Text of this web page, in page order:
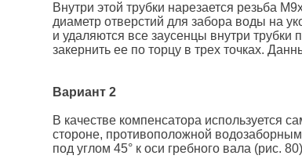
Внутри этой трубки нарезается резьба
диаметр отверстий для забора воды на
и удаляются все заусенцы внутри
закернить ее по торцу в трех точках.
Вариант 2
В качестве компенсатора используется
стороне, противоположной
под углом 45° к оси гребного вала (рис.